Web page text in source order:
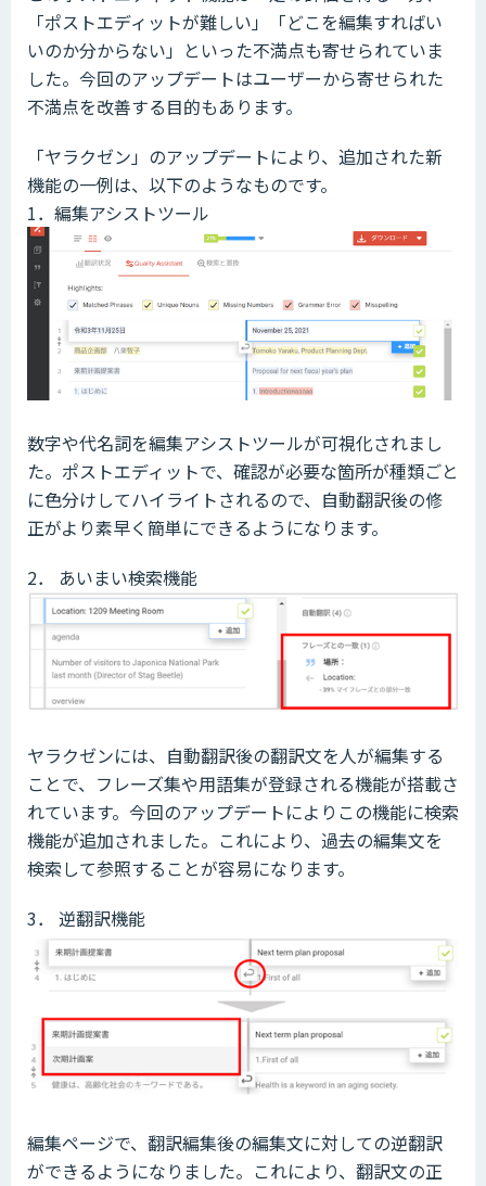
「ポストエディットが難しい」「どこを編集すればい
いのか分からない」といった不満点も寄せられていま
した。今回のアップデートはユーザーから寄せられた
不満点を改善する目的もあります。
「ヤラクゼン」のアップデートにより、追加された新
機能の一例は、以下のようなものです。
1．編集アシストツール
数字や代名詞を編集アシストツールが可視化されまし
た。ポストエディットで、確認が必要な箇所が種類ごと
に色分けしてハイライトされるので、自動翻訳後の修
正がより素早く簡単にできるようになります。
2． あいまい検索機能
ヤラクゼンには、自動翻訳後の翻訳文を人が編集する
ことで、フレーズ集や用語集が登録される機能が搭載さ
れています。今回のアップデートによりこの機能に検索
機能が追加されました。これにより、過去の編集文を
検索して参照することが容易になります。
3． 逆翻訳機能
編集ページで、翻訳編集後の編集文に対しての逆翻訳
ができるようになりました。これにより、翻訳文の正